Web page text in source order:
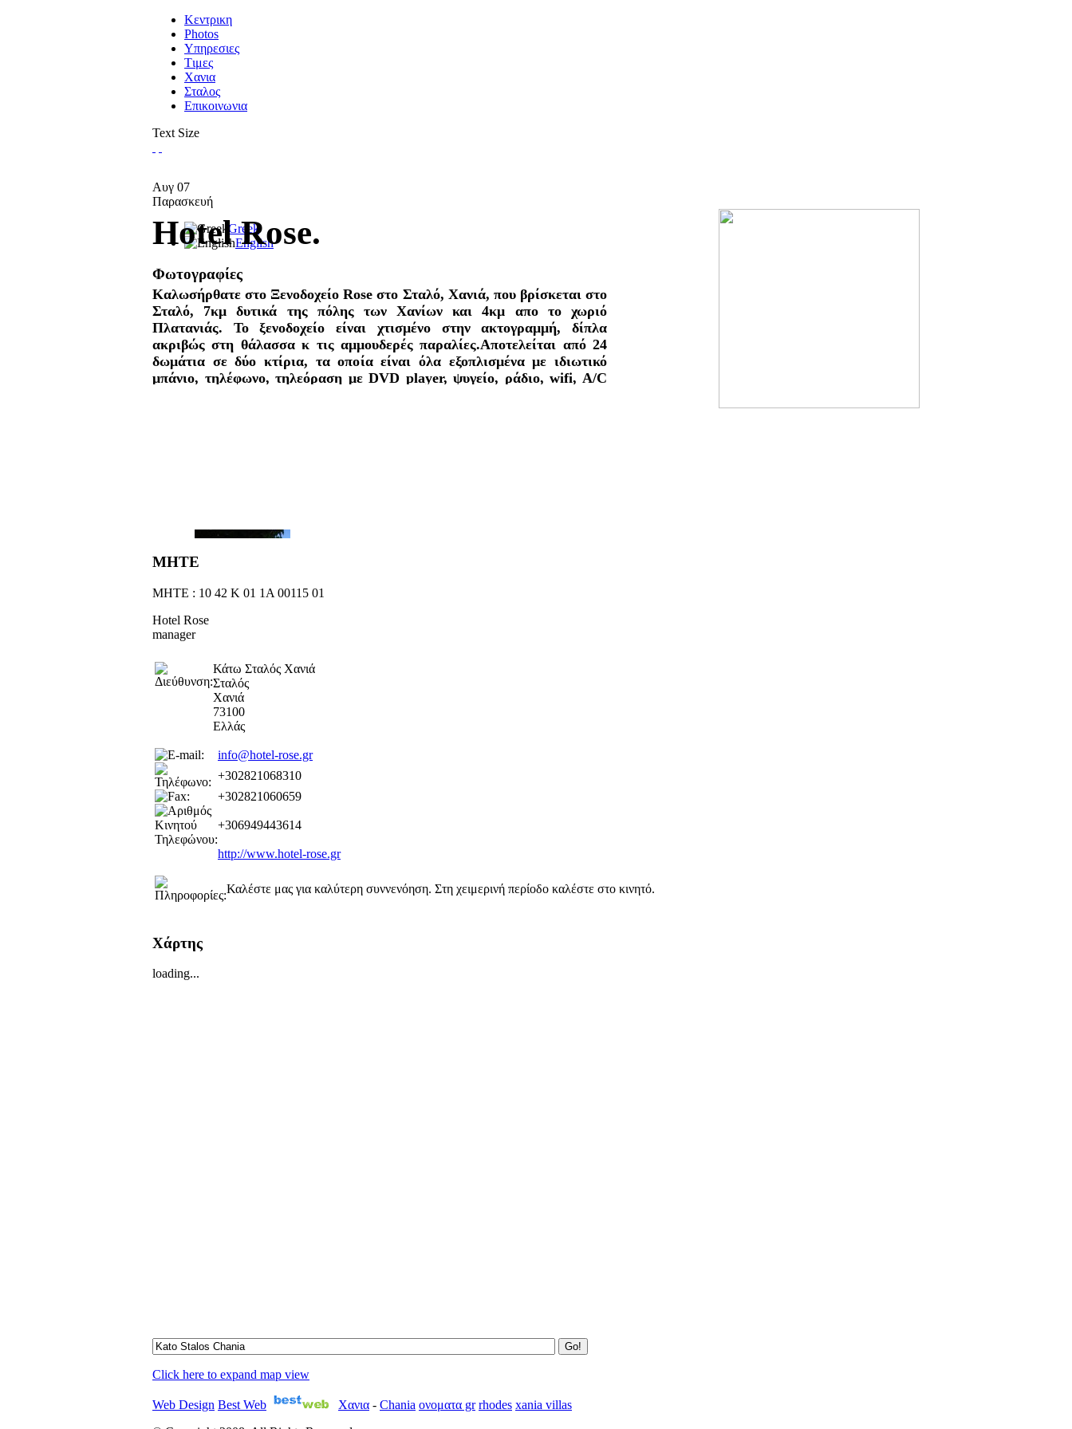
Κεντρικη
Photos
Υπηρεσιες
Tιμες
Χανια
Σταλος
Επικοινωνια
Text Size
Αυγ 07
Παρασκευή
Hotel Rose.
Καλωσήρθατε στο Ξενοδοχείο Rose στο Σταλό, Χανιά, που βρίσκεται στο
Σταλό, 7κμ δυτικά της πόλης των Χανίων και 4κμ απο το χωριό
Πλατανιάς. Το ξενοδοχείο είναι χτισμένο στην ακτογραμμή, δίπλα
ακριβώς στη θάλασσα κ τις αμμουδερές παραλίες.Αποτελείται από 24
δωμάτια σε δύο κτίρια, τα οποία είναι όλα εξοπλισμένα με ιδιωτικό
μπάνιο, τηλέφωνο, τηλεόραση με DVD player, ψυγείο, ράδιο, wifi, A/C
Greek
English
Φωτογραφίες
ΜΗΤΕ
ΜΗΤΕ : 10 42 Κ 01 1Α 00115 01
Hotel Rose
manager
Κάτω Σταλός Χανιά
Σταλός
Χανιά
73100
Ελλάς
info@hotel-rose.gr
+302821068310
+302821060659
+306949443614
http://www.hotel-rose.gr
Καλέστε μας για καλύτερη συννενόηση. Στη χειμερινή περίοδο καλέστε στο κινητό.
Χάρτης
loading...
Click here to expand map view
Web Design Best Web Χανια - Chania ονοματα gr rhodes xania villas